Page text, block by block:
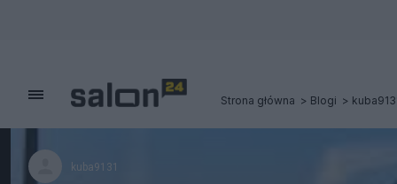
Strona główna Blogi
kuba9131